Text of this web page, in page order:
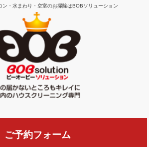
ン・水まわり・空室のお掃除はBOBソリューション
ご予約フォーム